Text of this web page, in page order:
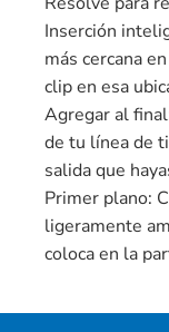
Inserción
más cercana
clip en esa
Agregar al
de tu línea de
salida que
Primer plano:
ligeramente
coloca en la